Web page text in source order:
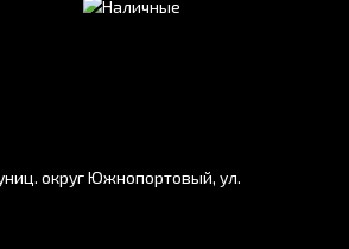
округ Южнопортовый, ул.